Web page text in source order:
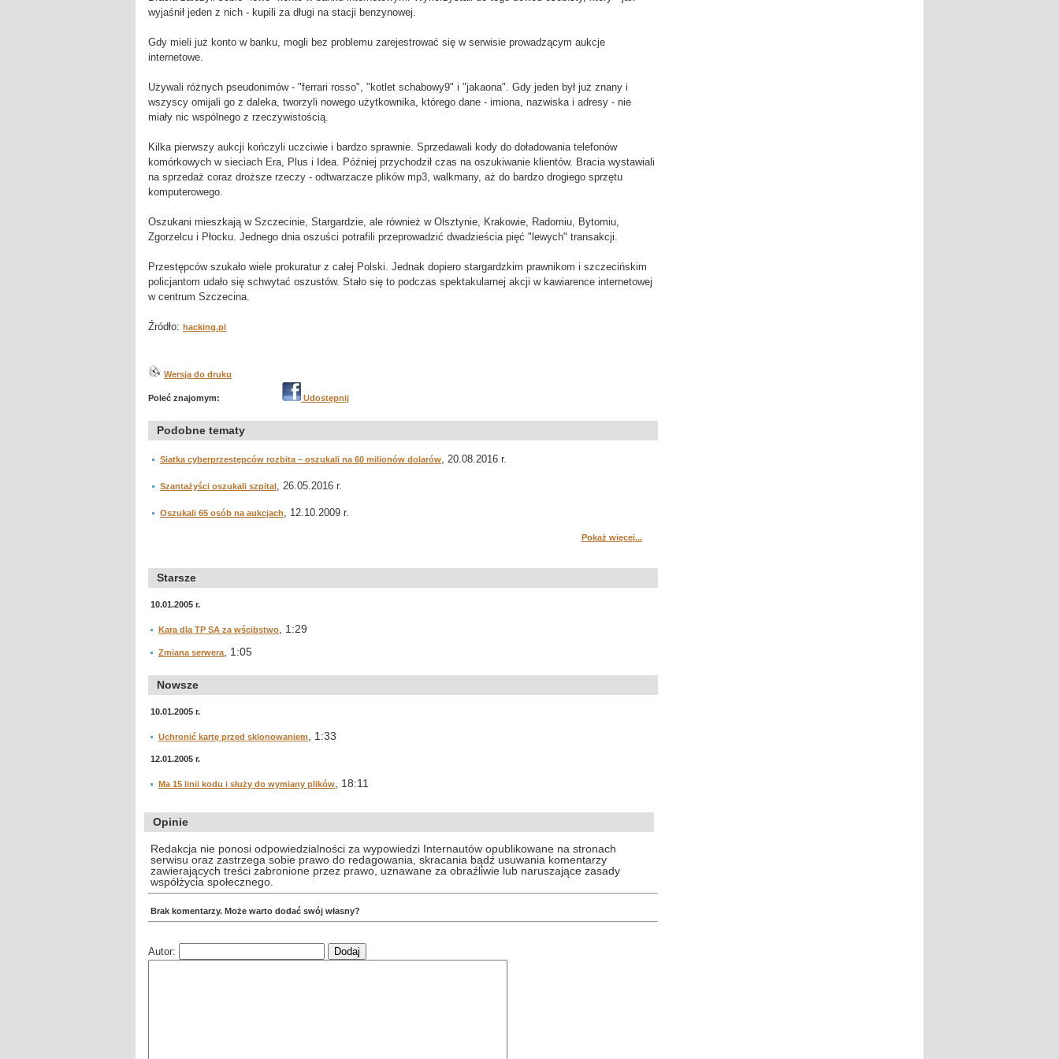
wyjaśnił jeden z nich - kupili za długi na stacji benzynowej.
Gdy mieli już konto w banku, mogli bez problemu zarejestrować się w serwisie prowadzącym aukcje
internetowe.
Używali różnych pseudonimów - "ferrari rosso", "kotlet schabowy9" i "jakaona". Gdy jeden był już znany i
wszyscy omijali go z daleka, tworzyli nowego użytkownika, którego dane - imiona, nazwiska i adresy - nie
miały nic wspólnego z rzeczywistością.
Kilka pierwszy aukcji kończyli uczciwie i bardzo sprawnie. Sprzedawali kody do doładowania telefonów
komórkowych w sieciach Era, Plus i Idea. Później przychodził czas na oszukiwanie klientów. Bracia wystawiali
na sprzedaż coraz droższe rzeczy - odtwarzacze plików mp3, walkmany, aż do bardzo drogiego sprzętu
komputerowego.
Oszukani mieszkają w Szczecinie, Stargardzie, ale również w Olsztynie, Krakowie, Radomiu, Bytomiu,
Zgorzelcu i Płocku. Jednego dnia oszuści potrafili przeprowadzić dwadzieścia pięć "lewych" transakcji.
Przestępców szukało wiele prokuratur z całej Polski. Jednak dopiero stargardzkim prawnikom i szczecińskim
policjantom udało się schwytać oszustów. Stało się to podczas spektakularnej akcji w kawiarence internetowej
w centrum Szczecina.
Źródło: hacking.pl
Wersja do druku
Poleć znajomym: Udostępnij
Podobne tematy
Siatka cyberprzestępców rozbita – oszukali na 60 milionów dolarów, 20.08.2016 r.
Szantażyści oszukali szpital, 26.05.2016 r.
Oszukali 65 osób na aukcjach, 12.10.2009 r.
Pokaż więcej...
Starsze
10.01.2005 r.
Kara dla TP SA za wścibstwo , 1:29
Zmiana serwera , 1:05
Nowsze
10.01.2005 r.
Uchronić kartę przed sklonowaniem , 1:33
12.01.2005 r.
Ma 15 linii kodu i służy do wymiany plików , 18:11
Opinie
Redakcja nie ponosi odpowiedzialności za wypowiedzi Internautów opublikowane na stronach
serwisu oraz zastrzega sobie prawo do redagowania, skracania bądź usuwania komentarzy
zawierających treści zabronione przez prawo, uznawane za obraźliwie lub naruszające zasady
współżycia społecznego.
Brak komentarzy. Może warto dodać swój własny?
Autor: